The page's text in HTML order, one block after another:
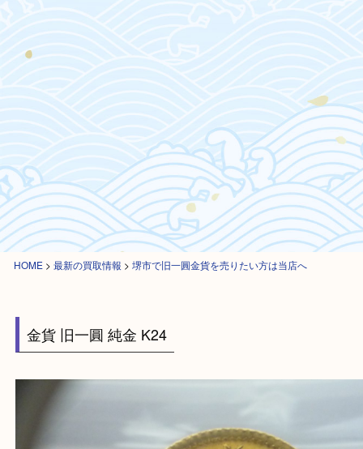
HOME
金貨 旧一圓 純金 K24